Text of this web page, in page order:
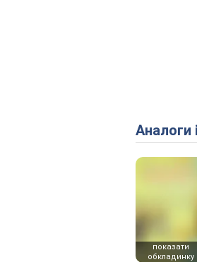
показати
обкладинку